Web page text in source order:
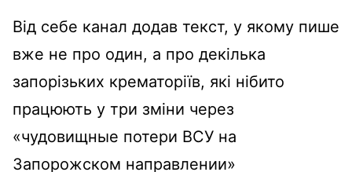
Від себе канал додав текст, у якому пише
вже не про один, а про декілька
запорізьких крематоріїв, які нібито
працюють у три зміни через
«чудовищные потери ВСУ на
Запорожском направлении»